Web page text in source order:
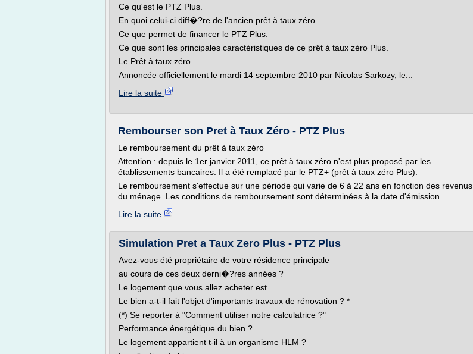
Ce qu'est le PTZ Plus.
En quoi celui-ci diff�?re de l'ancien prêt à taux zéro.
Ce que permet de financer le PTZ Plus.
Ce que sont les principales caractéristiques de ce prêt à taux zéro Plus.
Le Prêt à taux zéro
Annoncée officiellement le mardi 14 septembre 2010 par Nicolas Sarkozy, le...
Lire la suite
Rembourser son Pret à Taux Zéro - PTZ Plus
Le remboursement du prêt à taux zéro
Attention : depuis le 1er janvier 2011, ce prêt à taux zéro n'est plus proposé par les
établissements bancaires. Il a été remplacé par le PTZ+ (prêt à taux zéro Plus).
Le remboursement s'effectue sur une période qui varie de 6 à 22 ans en fonction des revenus
du ménage. Les conditions de remboursement sont déterminées à la date d'émission...
Lire la suite
Simulation Pret a Taux Zero Plus - PTZ Plus
Avez-vous été propriétaire de votre résidence principale
au cours de ces deux derni�?res années ?
Le logement que vous allez acheter est
Le bien a-t-il fait l'objet d'importants travaux de rénovation ? *
(*) Se reporter à "Comment utiliser notre calculatrice ?"
Performance énergétique du bien ?
Le logement appartient t-il à un organisme HLM ?